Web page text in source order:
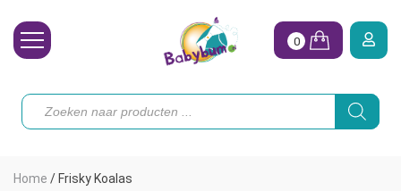
Toebehoren
0
Producten
zoeken
Home / Frisky Koalas